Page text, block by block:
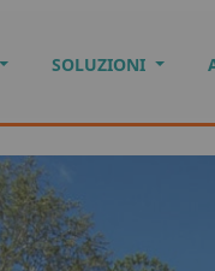
SOLUZIONI